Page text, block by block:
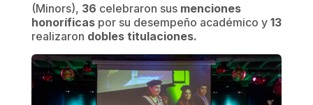
(Minors), 36 celebraron sus menciones
honoríficaspor su desempeño académico y 13
realizaron dobles titulaciones.